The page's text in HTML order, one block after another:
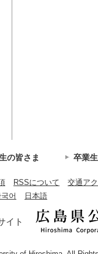
の皆さま 卒業
RSSについて 交通ア
어 日本語
イト